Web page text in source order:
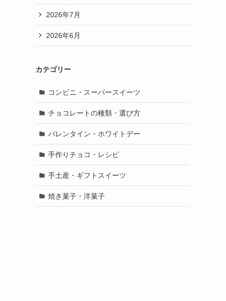
2026年7月
2026年6月
カテゴリー
コンビニ・スーパースイーツ
チョコレートの種類・選び方
バレンタイン・ホワイトデー
手作りチョコ・レシピ
手土産・ギフトスイーツ
焼き菓子・洋菓子